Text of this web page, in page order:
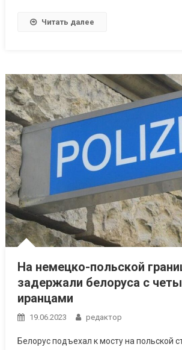
Читать далее
На немецко-польской
задержали белоруса с
иранцами
19.06.2023 редактор
Белорус подъехал к мосту на польской